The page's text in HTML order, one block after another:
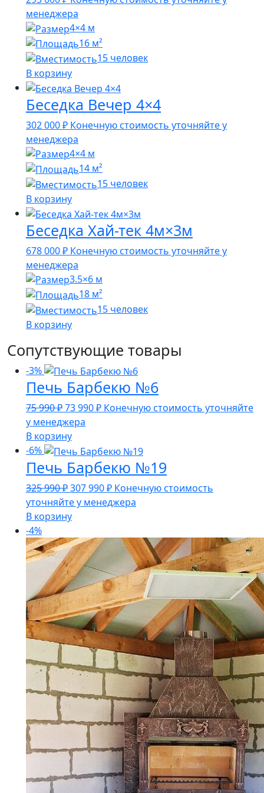
менеджера
4×4 м
16 м²
15 человек
В корзину
Беседка Вечер 4×4
302 000₽ Конечную стоимость уточняйте у
менеджера
4×4 м
14 м²
15 человек
В корзину
Беседка Хай-тек 4м×3м
678 000₽ Конечную стоимость уточняйте у
менеджера
3.5×6 м
18 м²
15 человек
В корзину
Сопутствующие товары
-3%
Печь Барбекю №6
75 990₽Первоначальная
цена
составляла
75
990 ₽.
73 990₽Текущая
990 ₽.
Конечную стоимость уточняйте
у менеджера
В корзину
-6%
Печь Барбекю №19
325 990₽Первоначальная
цена
составляла
990 ₽.
307 990₽Текущая
цена:
Конечную стоимость
уточняйте у менеджера
В корзину
-4%